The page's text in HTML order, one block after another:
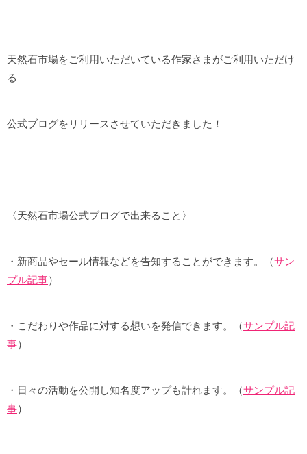
天然石市場をご利用いただいている作家さまがご利用いただけ
る
公式ブログをリリースさせていただきました！
〈天然石市場公式ブログで出来ること〉
・新商品やセール情報などを告知することができます。（サン
プル記事）
・こだわりや作品に対する想いを発信できます。（サンプル記
事）
・日々の活動を公開し知名度アップも計れます。（サンプル記
事）